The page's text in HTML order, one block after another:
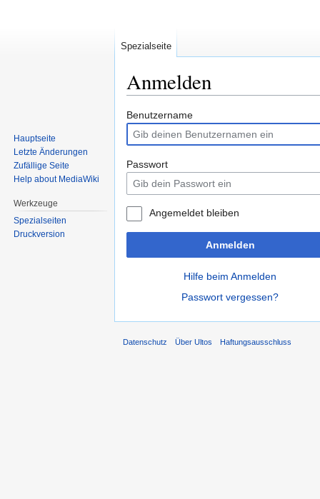
Anmelden
Zur
Navigation
springen
Zur
Suche
springen
Benutzername
Passwort
Angemeldet bleiben
Anmelden
Hilfe beim Anmelden
Passwort vergessen?
Spezialseite
Hauptseite
Letzte Änderungen
Zufällige Seite
Help about MediaWiki
Werkzeuge
Spezialseiten
Druckversion
Datenschutz Über Ultos Haftungsausschluss